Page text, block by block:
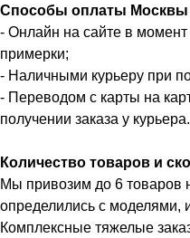
Способы оплаты Москвы
- Онлайн на сайте в
примерки;
- Наличными курьеру при
- Переводом с карты на
получении заказа у курьера.
Количество товаров и
Мы привозим до 6 товаров
определились с моделями,
Комплексные тяжелые